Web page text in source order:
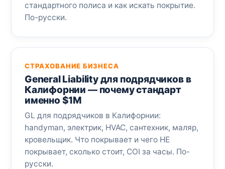
стандартного полиса и как искать покрытие.
По-русски.
СТРАХОВАНИЕ БИЗНЕСА
General Liability для подрядчиков в
Калифорнии — почему стандарт
именно $1M
GL для подрядчиков в Калифорнии:
handyman, электрик, HVAC, сантехник, маляр,
кровельщик. Что покрывает и чего НЕ
покрывает, сколько стоит, COI за часы. По-
русски.